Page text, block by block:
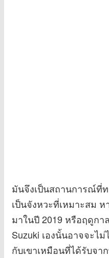
มันจึงเป็นสถานการณ์ที่ท
เป็นจังหวะที่เหมาะสม
มาในปี 2019 หรือฤดูก
Suzuki เองนั้นอาจจะไ
กับเขาเหมือนที่ได้รับจา